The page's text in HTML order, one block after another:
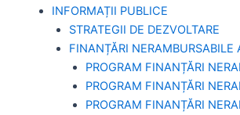
INFORMAȚII PUBLICE
STRATEGII DE DEZVOLTARE
FINANȚĂRI NERAMBURSABILE
PROGRAM FINANȚĂRI
PROGRAM FINANȚĂRI
PROGRAM FINANȚĂRI